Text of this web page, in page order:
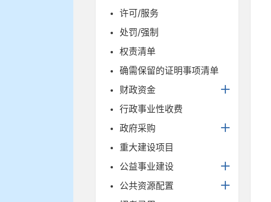
许可/服务
处罚/强制
权责清单
确需保留的证明事项清单
财政资金
行政事业性收费
政府采购
重大建设项目
公益事业建设
公共资源配置